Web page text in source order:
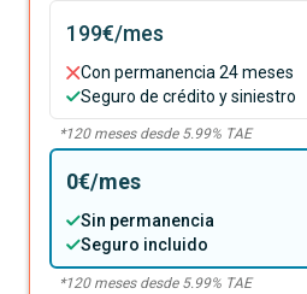
199€/mes
Con permanencia 24 meses
Seguro de crédito y siniestro
*120meses desde 5.99% TAE
0€/mes
Sin permanencia
Seguro incluido
*120meses desde 5.99% TAE